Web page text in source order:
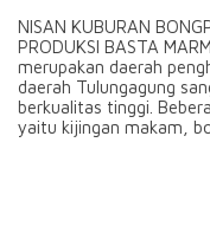
NISAN KUBURAN
PRODUKSI BASTA
merupakan daerah
daerah Tulungagung
berkualitas tinggi.
yaitu kijingan makam,